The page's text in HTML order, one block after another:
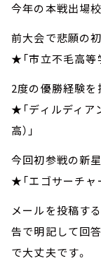
今年の本戦出場校
前大会で悲願の
★「市立不毛高等
2度の優勝経験
★「ディルディア
高）」
今回初参戦の新星
★「エゴサーチャ
メールを投稿す
告で明記して回
で大丈夫です。